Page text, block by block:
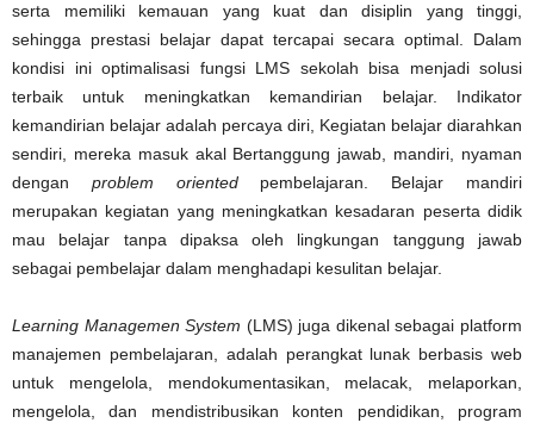
serta memiliki kemauan yang kuat dan disiplin yang tinggi,
sehingga prestasi belajar dapat tercapai secara optimal. Dalam
kondisi ini optimalisasi fungsi LMS sekolah bisa menjadi solusi
terbaik untuk meningkatkan kemandirian belajar. Indikator
kemandirian belajar adalah percaya diri, Kegiatan belajar diarahkan
sendiri, mereka masuk akal Bertanggung jawab, mandiri, nyaman
dengan problem orientedpembelajaran. Belajar mandiri
merupakan kegiatan yang meningkatkan kesadaran peserta didik
mau belajar tanpa dipaksa oleh lingkungan tanggung jawab
sebagai pembelajar dalam menghadapi kesulitan belajar.
Learning Managemen System (LMS) juga dikenal sebagai platform
manajemen pembelajaran, adalah perangkat lunak berbasis web
untuk mengelola, mendokumentasikan, melacak, melaporkan,
mengelola, dan mendistribusikan konten pendidikan, program